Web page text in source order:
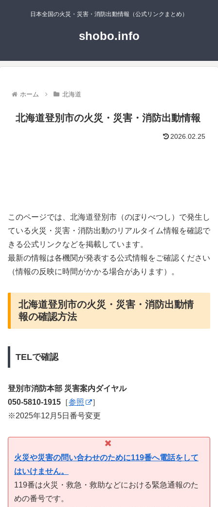
日本全国の火災・災害・消防出動情報（公式リンクまとめ）
shobo.info
ホーム 北海道
北海道登別市の火災・災害・消防出動情報
2026.02.25
このページでは、北海道登別市（のぼりべつし）で発生し
ている火災・災害・消防出動のリアルタイム情報を確認で
きる公式リンクなどを掲載しています。
最新の情報は各機関が発表する公式情報をご確認ください
（情報の反映に時間がかかる場合があります）。
北海道登別市の火災・災害・消防出動情
報の確認方法
TELで確認
登別市消防本部 災害案内ダイヤル
050-5810-1915 ［参照
］
※2025年12月5日番号変更
火災や災害の問い合わせのために119番へ電話をして
はいけません。
119番は火災・救急・救助などにおける緊急通報のた
めの番号です。